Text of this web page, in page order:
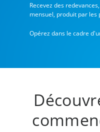
Recevez des
mensuel, produit par
Opérez dans le cadre